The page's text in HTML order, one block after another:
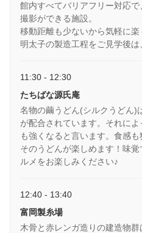
館内すべてバリアフリー対応
撮影ができる施設。
移動距離も少ないから気軽に楽
明太子の製造工程をご見学後は
11:30 - 12:30
たちばな源氏庵
名物の繭うどん(シルクうどん)
が配合されています。それに
も強くなると言います。食感
そのうどんが楽しめます！味
ルメをお楽しみください♪
12:40 - 13:40
富岡製糸場
木骨と赤レンガ造りの建造物